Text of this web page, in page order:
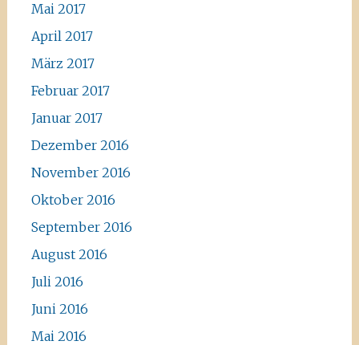
Mai 2017
April 2017
März 2017
Februar 2017
Januar 2017
Dezember 2016
November 2016
Oktober 2016
September 2016
August 2016
Juli 2016
Juni 2016
Mai 2016